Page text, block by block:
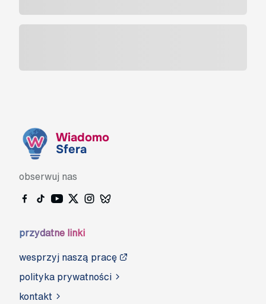
Wiadomo
Sfera
obserwuj nas
przydatne linki
wesprzyj naszą pracę
polityka prywatności
kontakt